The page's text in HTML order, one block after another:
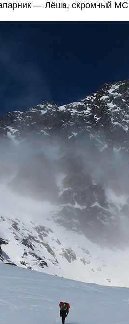
— Лёша, скромный МС